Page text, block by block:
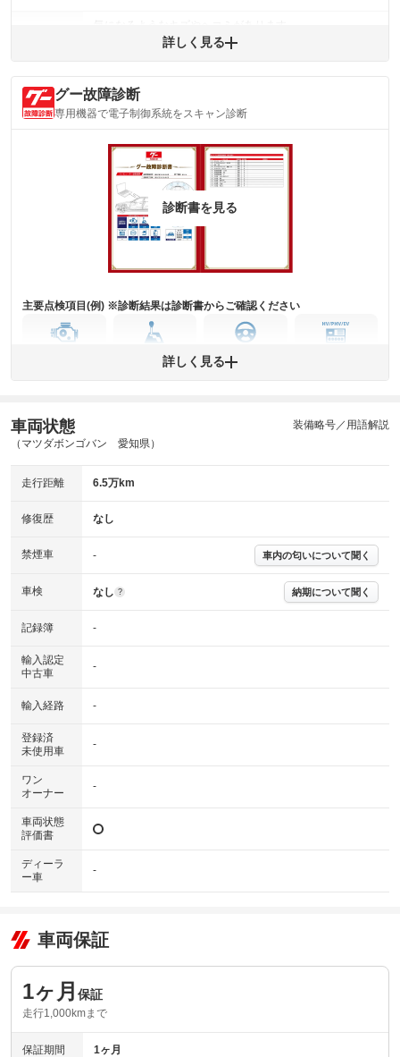
キズ・へこみについて問い合わせる
(内装状態)
機関 主要機関に不具合はありません。
詳細は鑑定書をご確認ください。
※グー鑑定は保証サービスではございません。購入時は必ず現車をご確認
※実際にお渡しするコンディションチェックシートにつきましては、形式
および表示項目が異なる場合がございます。
す。車両情報等の詳細は各販売店へお問い合わせ下さい。
詳しく見る
グー故障診断
専用機器で電子制御系統をスキャン診断
診断書を見る
主要点検項目(例) ※診断結果は診断書からご確認ください
ミッション
ステアリング
ABS その他
※グー故障診断は保証サービスではございません。購入時は必ず現車をご
※実際にお渡しする故障診断書につきましては、形式および表示項目が異
※グー故障診断書はあくまでも実施時点での診断結果となります。将来に
わたり車両状態を担保するものではありませんので、車両情報等の詳細は
詳しく見る
車両状態
（マツダボンゴバン 愛知県）
装備略号／用語解説
走行距離 6.5万km
修復歴 なし
禁煙車 - 車内の匂いについて聞く
車検 なし ? 納期について聞く
記録簿 -
輸入認定
中古車
-
輸入経路 -
登録済
未使用車
-
ワン
オーナー
-
車両状態
評価書
ディーラ
ー車
-
車両保証
1ヶ月 保証
走行1,000kmまで
保証期間 1ヶ月